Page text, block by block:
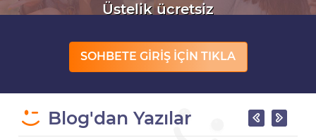
Üstelik ücretsiz
SOHBETE GİRİŞ İÇİN TIKLA
Blog'dan Yazılar